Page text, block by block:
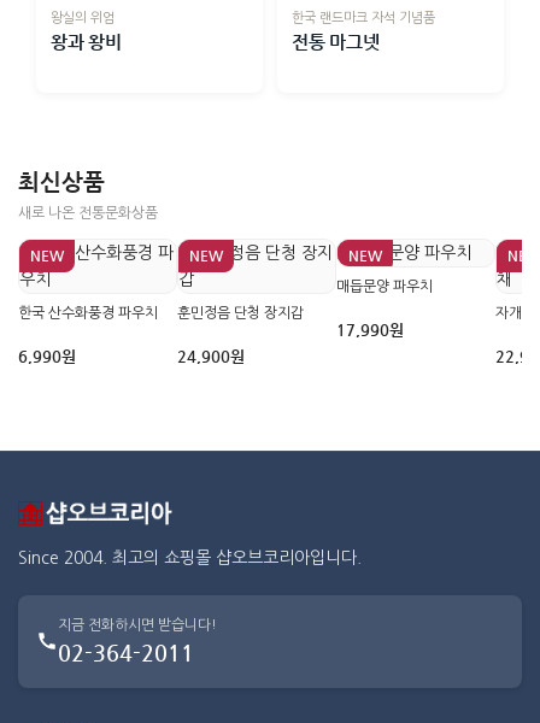
왕실의 위엄
왕과 왕비
한국 랜드마크 자석 기념품
전통 마그넷
최신상품
새로 나온 전통문화상품
NEW
한국 산수화풍경 파우치
6,990원
NEW
훈민정음 단청 장지갑
24,900원
NEW
매듭문양 파우치
17,990원
NEW
자개
Since 2004. 최고의 쇼핑몰 샵오브코리아입니다.
지금 전화하시면 받습니다!
02-364-2011